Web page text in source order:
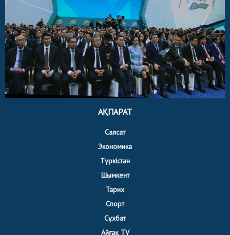
АҚПАРАТ
Саясат
Экономика
Түркістан
Шымкент
Тарих
Спорт
Сұхбат
Айғақ TV